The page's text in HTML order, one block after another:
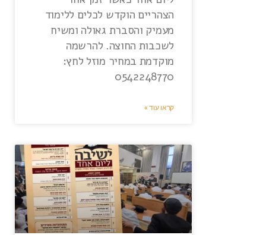
הצהריים הוקדש לכלים ללימוד
מעמיק והסברת גאולה ומשיח
לשכבות החוצה. להרשמה
מוקדמת במחיר מוזל לחץ:
0542248770
קראו עוד »